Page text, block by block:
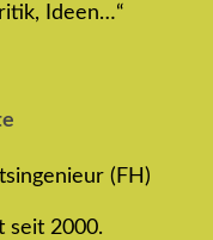
Ideen…“
(FH)
seit 2000.